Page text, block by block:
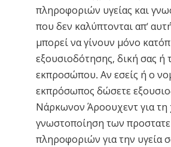
πληροφοριών υγείας και
που δεν καλύπτονται απ’
μπορεί να γίνουν μόνο
εξουσιοδότησης, δική σας ή
εκπροσώπου. Αν εσείς ή ο
εκπρόσωπος δώσετε
Νάρκωνον Άροουχεντ για τη
γνωστοποίηση των
πληροφοριών για την υγεία